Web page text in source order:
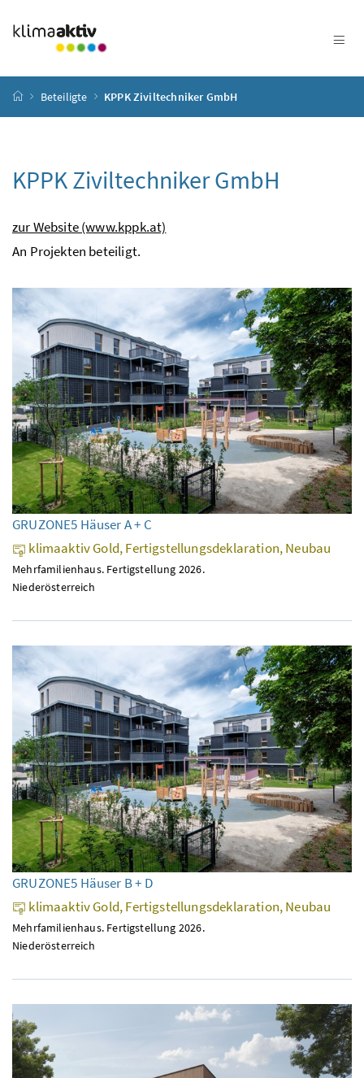
Startseite
Beteiligte KPPK Ziviltechniker GmbH
KPPK Ziviltechniker GmbH
zur Website (www.kppk.at)
An Projekten beteiligt.
GRUZONE5 Häuser A + C
klimaaktiv Gold, Fertigstellungsdeklaration, Neubau
Mehrfamilienhaus. Fertigstellung 2026.
Niederösterreich
GRUZONE5 Häuser B + D
klimaaktiv Gold, Fertigstellungsdeklaration, Neubau
Mehrfamilienhaus. Fertigstellung 2026.
Niederösterreich